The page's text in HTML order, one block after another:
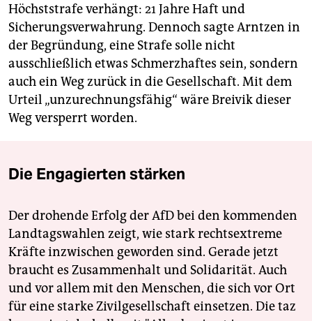
Höchststrafe verhängt: 21 Jahre Haft und
Sicherungsverwahrung. Dennoch sagte Arntzen in
der Begründung, eine Strafe solle nicht
ausschließlich etwas Schmerzhaftes sein, sondern
auch ein Weg zurück in die Gesellschaft. Mit dem
Urteil „unzurechnungsfähig“ wäre Breivik dieser
Weg versperrt worden.
Die Engagierten stärken
Der drohende Erfolg der AfD bei den kommenden
Landtagswahlen zeigt, wie stark rechtsextreme
Kräfte inzwischen geworden sind. Gerade jetzt
braucht es Zusammenhalt und Solidarität. Auch
und vor allem mit den Menschen, die sich vor Ort
für eine starke Zivilgesellschaft einsetzen. Die taz